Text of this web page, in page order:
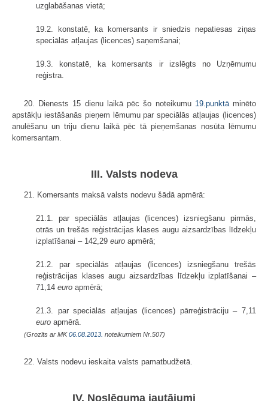
uzglabāšanas vietā;
19.2. konstatē, ka komersants ir sniedzis nepatiesas ziņas
speciālās atļaujas (licences) saņemšanai;
19.3. konstatē, ka komersants ir izslēgts no Uzņēmumu
reģistra.
20. Dienests 15 dienu laikā pēc šo noteikumu 19.punktāminēto
apstākļu iestāšanās pieņem lēmumu par speciālās atļaujas (licences)
anulēšanu un triju dienu laikā pēc tā pieņemšanas nosūta lēmumu
komersantam.
III. Valsts nodeva
21. Komersants maksā valsts nodevu šādā apmērā:
21.1. par speciālās atļaujas (licences) izsniegšanu pirmās,
otrās un trešās reģistrācijas klases augu aizsardzības līdzekļu
izplatīšanai – 142,29 euro apmērā;
21.2. par speciālās atļaujas (licences) izsniegšanu trešās
reģistrācijas klases augu aizsardzības līdzekļu izplatīšanai –
71,14 euro apmērā;
21.3. par speciālās atļaujas (licences) pārreģistrāciju – 7,11
euro apmērā.
(Grozīts ar MK06.08.2013. noteikumiem Nr.507)
22. Valsts nodevu ieskaita valsts pamatbudžetā.
IV. Noslēguma jautājumi